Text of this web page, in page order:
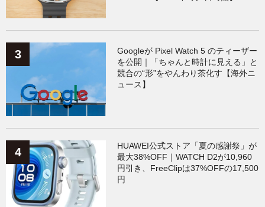
Googleが Pixel Watch 5 のティーザー
を公開｜「ちゃんと時計に見える」と
競合の“形”をやんわり茶化す【海外ニ
ュース】
HUAWEI公式ストア「夏の感謝祭」が
最大38%OFF｜WATCH D2が10,960
円引き、FreeClipは37%OFFの17,500
円